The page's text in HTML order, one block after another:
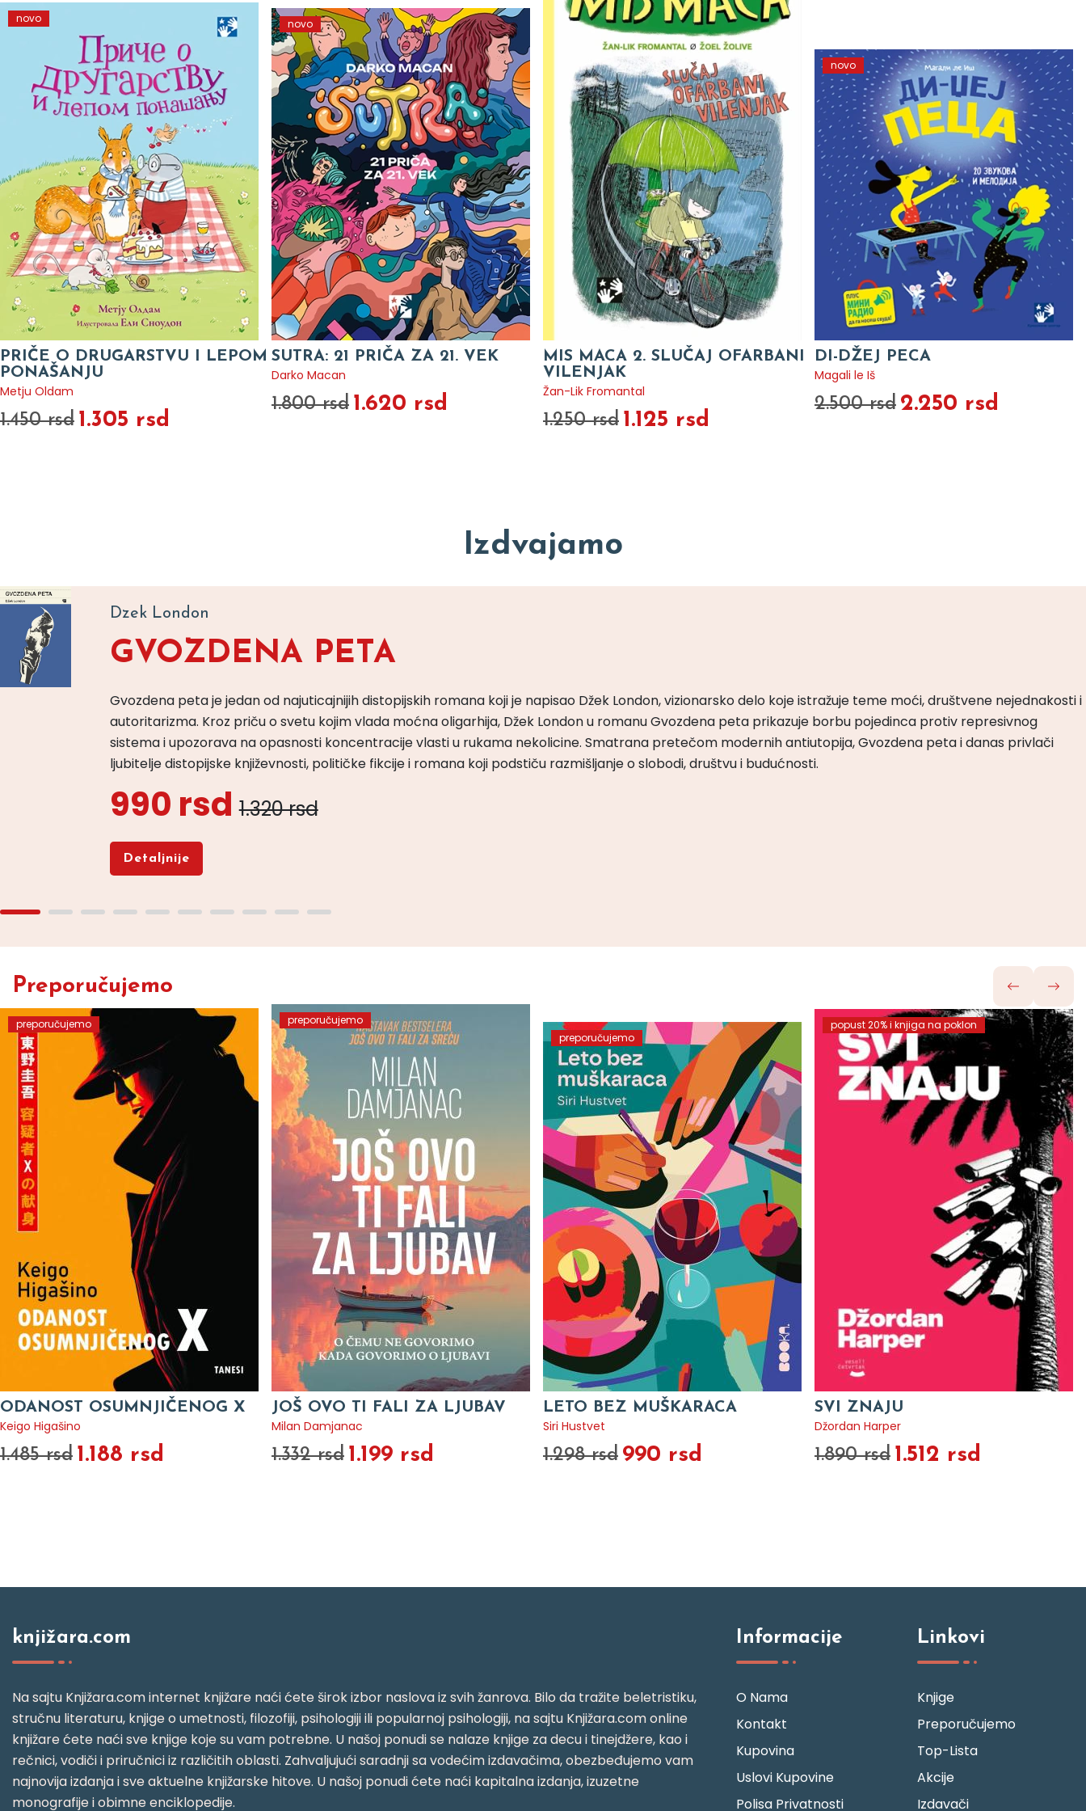
novo
PRIČE O DRUGARSTVU I LEPOM
PONAŠANJU
Metju Oldam
1.450 rsd 1.305 rsd
novo
SUTRA: 21 PRIČA ZA 21. VEK
Darko Macan
1.800 rsd 1.620 rsd
MIS MACA 2. SLUČAJ OFARBANI
VILENJAK
Žan-Lik Fromantal
1.250 rsd 1.125 rsd
novo
DI-DŽEJ PECA
Magali le Iš
2.500 rsd 2.250 rsd
Izdvajamo
Dzek London
GVOZDENA PETA
Gvozdena peta je jedan od najuticajnijih distopijskih romana koji je napisao Džek London, vizionarsko delo koje istražuje teme moći, društvene nejednakosti i
autoritarizma. Kroz priču o svetu kojim vlada moćna oligarhija, Džek London u romanu Gvozdena peta prikazuje borbu pojedinca protiv represivnog
sistema i upozorava na opasnosti koncentracije vlasti u rukama nekolicine. Smatrana pretečom modernih antiutopija, Gvozdena peta i danas privlači
ljubitelje distopijske književnosti, političke fikcije i romana koji podstiču razmišljanje o slobodi, društvu i budućnosti.
990 rsd 1.320 rsd
Detaljnije
Preporučujemo
preporučujemo
ODANOST OSUMNJIČENOG X
Keigo Higašino
1.485 rsd 1.188 rsd
preporučujemo
JOŠ OVO TI FALI ZA LJUBAV
Milan Damjanac
1.332 rsd 1.199 rsd
preporučujemo
LETO BEZ MUŠKARACA
Siri Hustvet
1.298 rsd 990 rsd
popust 20% i knjiga na poklon
SVI ZNAJU
Džordan Harper
1.890 rsd 1.512 rsd
knjižara.com
Na sajtu Knjižara.com internet knjižare naći ćete širok izbor naslova iz svih žanrova. Bilo da tražite beletristiku,
stručnu literaturu, knjige o umetnosti, filozofiji, psihologiji ili popularnoj psihologiji, na sajtu Knjižara.com online
knjižare ćete naći sve knjige koje su vam potrebne. U našoj ponudi se nalaze knjige za decu i tinejdžere, kao i
rečnici, vodiči i priručnici iz različitih oblasti. Zahvaljujući saradnji sa vodećim izdavačima, obezbeđujemo vam
najnovija izdanja i sve aktuelne knjižarske hitove. U našoj ponudi ćete naći kapitalna izdanja, izuzetne
monografije i obimne enciklopedije.
Informacije
O Nama
Kontakt
Kupovina
Uslovi Kupovine
Polisa Privatnosti
Linkovi
Knjige
Preporučujemo
Top-Lista
Akcije
Izdavači